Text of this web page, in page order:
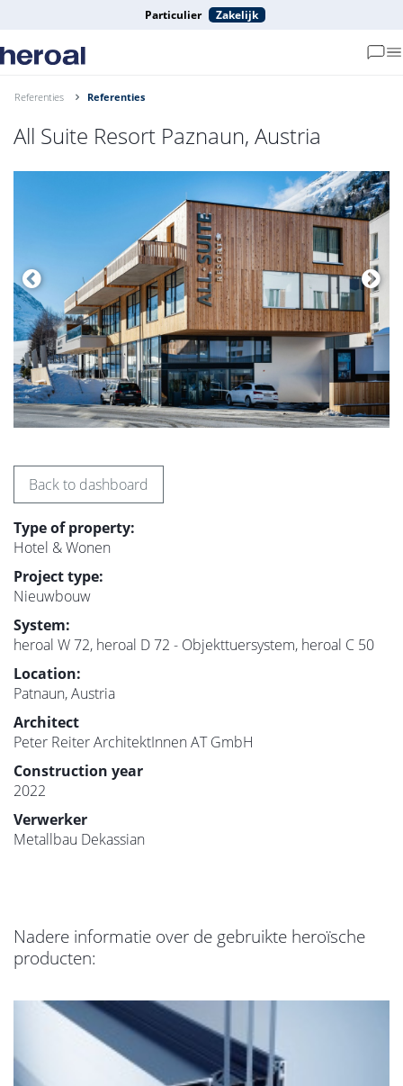
Particulier Zakelijk
Referenties Referenties
All Suite Resort Paznaun, Austria
Back to dashboard
Type of property:
Hotel & Wonen
Project type:
Nieuwbouw
System:
heroal W 72, heroal D 72 - Objekttuersystem, heroal C 50
Location:
Patnaun, Austria
Architect
Peter Reiter ArchitektInnen AT GmbH
Construction year
2022
Verwerker
Metallbau Dekassian
Nadere informatie over de gebruikte heroïsche
producten: